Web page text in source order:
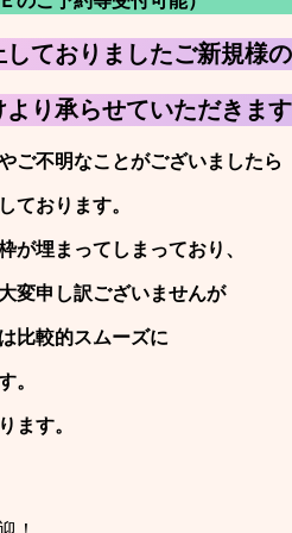
ておりましたご新規様の
り承らせていただきま
ご不明なことがございましたら
ております。
が埋まってしまっており、
変申し訳ございませんが
比較的スムーズに
。
ます。